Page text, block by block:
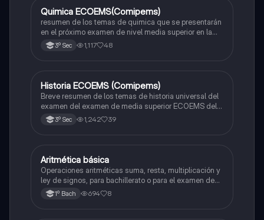
Química
Quimica ECOEMS(Comipems)
resumen de los temas de quimica que se presentarán
en el próximo examen de nivel media superior en la
zona metropolitana de el valle de México
3º Sec 1,117 48
Historia
Historia ECOEMS (Comipems)
Breve resumen de los temas de historia universal del
examen del examen de media superior ECOEMS del
valle de México
3º Sec 1,242 39
Matemáticas
Aritmética básica
Operaciones aritméticas suma, resta, multiplicación y
ley de signos, para bachillerato o para el examen de
admisión a la universidad
1º Bach 694 8